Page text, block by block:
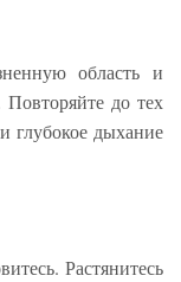
область и
до тех
глубокое дыхание
Растянитесь